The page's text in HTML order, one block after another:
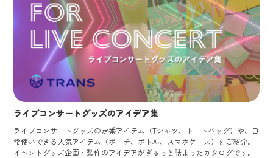
ライブコンサートグッズのアイデア集
ライブコンサートグッズの定番アイテム（Tシャツ、トートバッグ）や、日
常使いできる人気アイテム（ポーチ、ボトル、スマホケース）をご紹介。
イベントグッズ企画・製作のアイデアがぎゅっと詰まったカタログです。